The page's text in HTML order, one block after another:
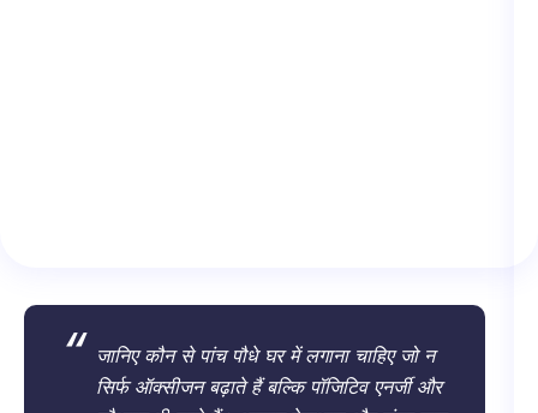
जानिए कौन से पांच पौधे घर में लगाना चाहिए जो न
सिर्फ ऑक्सीजन बढ़ाते हैं बल्कि पॉजिटिव एनर्जी और